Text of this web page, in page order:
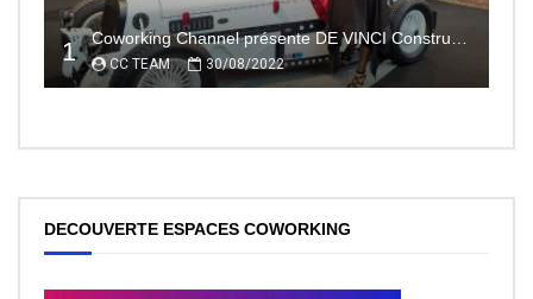
1 Coworking Channel présente DE VINCI Constructeur automobile électrique innovant 100% made In France
CC TEAM 30/08/2022
DECOUVERTE ESPACES COWORKING